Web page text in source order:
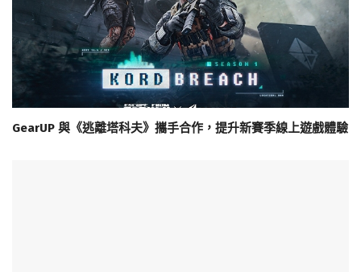
GearUP 與《逃離塔科夫》攜手合作，提升新賽季線上遊戲體驗